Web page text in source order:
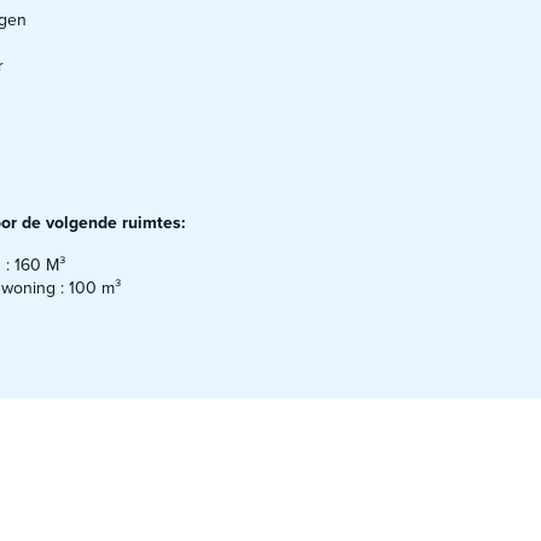
de volgende ruimtes:​
160 M³
: 100 m³